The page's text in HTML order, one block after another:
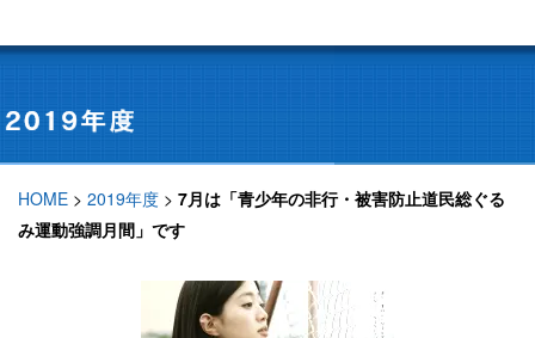
HOME > 2019年度 > 7月は「青少年の非行・被害防止道民総ぐる
み運動強調月間」です